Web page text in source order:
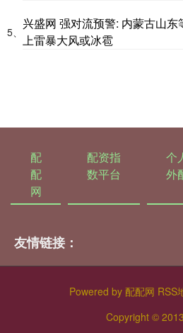
5、
兴盛网 强对流预警: 内蒙古山
上雷暴大风或冰雹
配
配
网
配资指
数平台
个
外
友情链接：
Powered by 配配网 RSS
Copyright ©